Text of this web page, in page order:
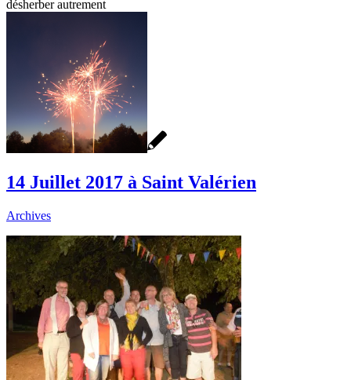
désherber autrement
14 Juillet 2017 à Saint Valérien
Archives